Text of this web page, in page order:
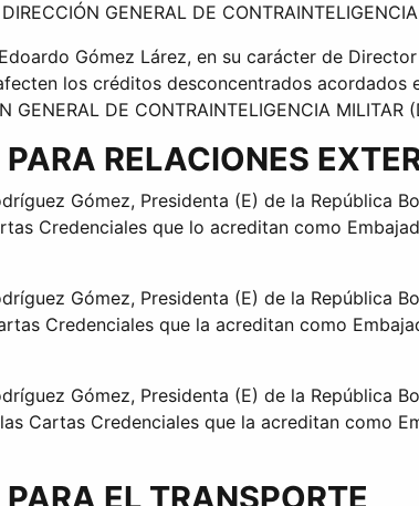
GENERAL DE
Gómez Lárez, en su carácter de
los créditos desconcentrados
DE CONTRAINTELIGENCIA MILITAR
RELACIONES
Gómez, Presidenta (E) de la República
Credenciales que lo acreditan como
Gómez, Presidenta (E) de la República
Credenciales que la acreditan como
Gómez, Presidenta (E) de la República
Cartas Credenciales que la acreditan como
EL TRANSPORTE